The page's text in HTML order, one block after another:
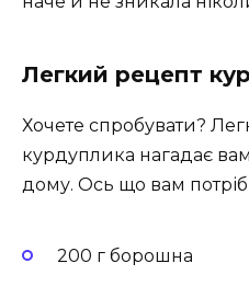
Легкий рецепт
Хочете спробувати?
курдуплика нагадає
дому. Ось що вам
200 г борошна